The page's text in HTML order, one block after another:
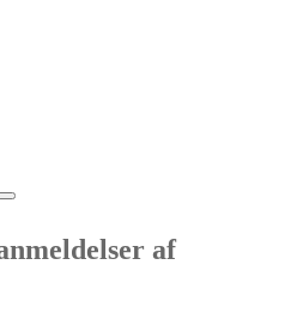
af